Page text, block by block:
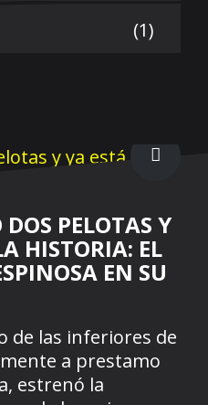
(1)
PELOTAS Y
HISTORIA: EL
EN SU
de las inferiores de
a prestamo
estrenó la